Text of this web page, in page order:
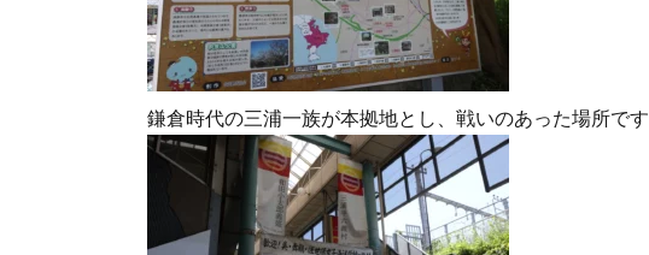
鎌倉時代の三浦一族が本拠地とし、戦いのあった場所です